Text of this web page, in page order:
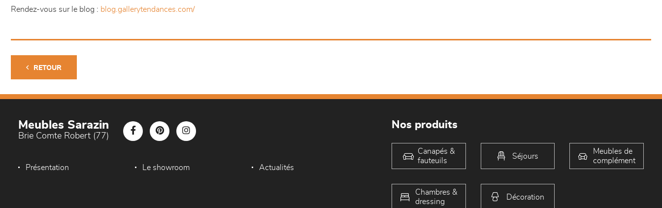
Rendez-vous sur le blog : blog.gallerytendances.com/
RETOUR
Meubles Sarazin
Brie Comte Robert (77)
Présentation Le showroom Actualités
Nos produits
Canapés &
fauteuils
Séjours
Meubles de
complément
Chambres &
dressing
Décoration